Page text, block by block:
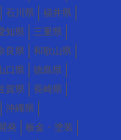
石川県
福井県
知県
三重県
良県
和歌山県
口県
徳島県
賀県
長崎県
沖縄県
発 板金・塗装